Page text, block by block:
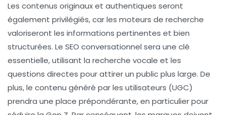
Les contenus originaux et authentiques seront
également privilégiés, car les moteurs de recherche
valoriseront les informations pertinentes et bien
structurées. Le SEO conversationnel sera une clé
essentielle, utilisant la recherche vocale et les
questions directes pour attirer un public plus large. De
plus, le contenu généré par les utilisateurs (UGC)
prendra une place prépondérante, en particulier pour